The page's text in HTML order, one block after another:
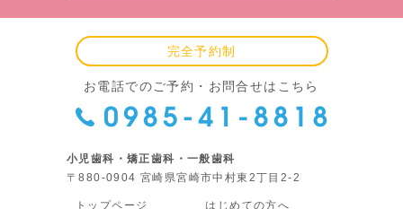
完全予約制
お電話でのご予約・お問合せはこちら
小児歯科・矯正歯科・一般歯科
〒880-0904 宮崎県宮崎市中村東2丁目2-2
トップページ はじめての方へ